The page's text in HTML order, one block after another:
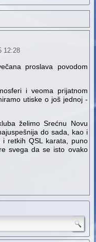
12:28
proslava povodom
i veoma prijatnom
utiske o još jednoj -
želimo Srećnu Novu
do sada, kao i
retkih QSL karata, puno
svega da se isto ovako